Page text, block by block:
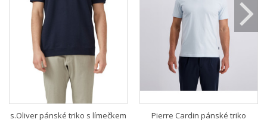
s.Oliver pánské triko s límečkem Pierre Cardin pánské triko